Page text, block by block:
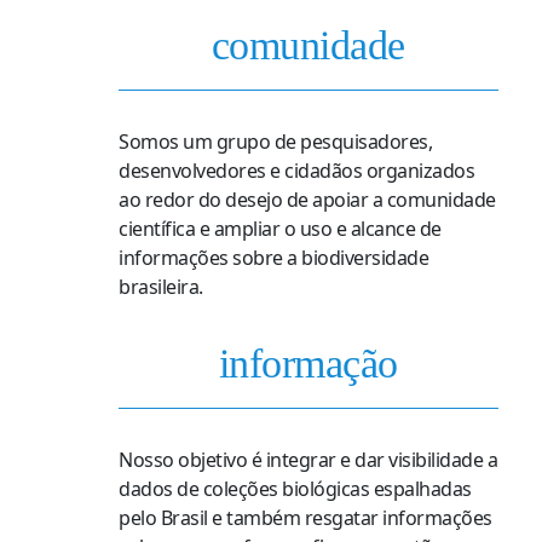
comunidade
Somos um grupo de pesquisadores,
desenvolvedores e cidadãos organizados
ao redor do desejo de apoiar a comunidade
científica e ampliar o uso e alcance de
informações sobre a biodiversidade
brasileira.
informação
Nosso objetivo é integrar e dar visibilidade a
dados de coleções biológicas espalhadas
pelo Brasil e também resgatar informações